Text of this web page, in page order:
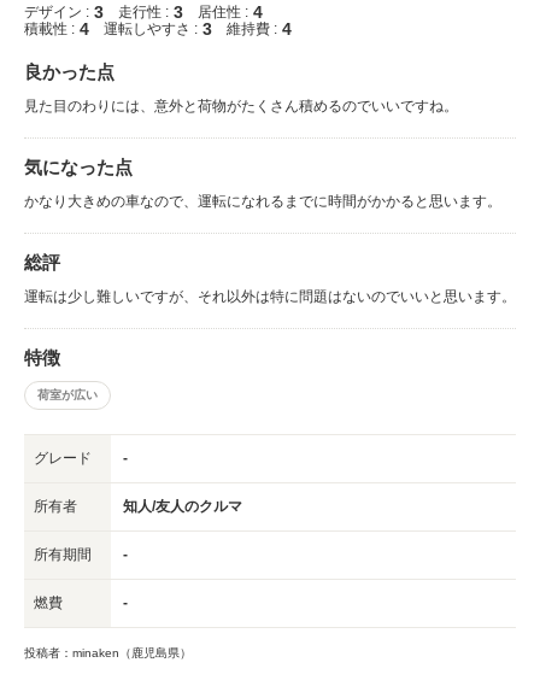
デザイン : 3 走行性 : 3 居住性 : 4
積載性 : 4 運転しやすさ : 3 維持費 : 4
良かった点
見た目のわりには、意外と荷物がたくさん積めるのでいいですね。
気になった点
かなり大きめの車なので、運転になれるまでに時間がかかると思います。
総評
運転は少し難しいですが、それ以外は特に問題はないのでいいと思います。
特徴
荷室が広い
グレード -
所有者 知人/友人のクルマ
所有期間 -
燃費 -
投稿者：minaken（鹿児島県）